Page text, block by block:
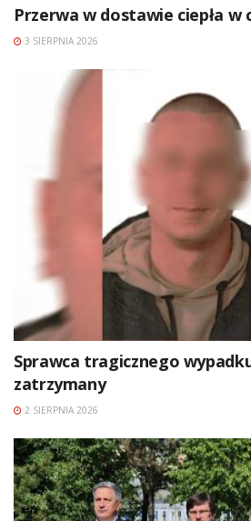
Przerwa w dostawie ciepła w
3 SIERPNIA 2026
Sprawca tragicznego
zatrzymany
2 SIERPNIA 2026